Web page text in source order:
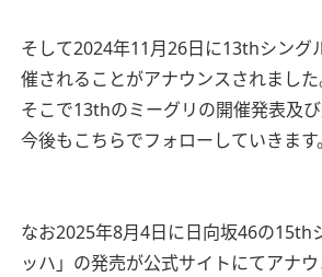
そして2024年11月26日に13thシング
催されることがアナウンスされました
そこで13thのミーグリの開催発表及
今後もこちらでフォローしていきます。
なお2025年8月4日に日向坂46の15th
ッハ」の発売が公式サイトにてアナウ